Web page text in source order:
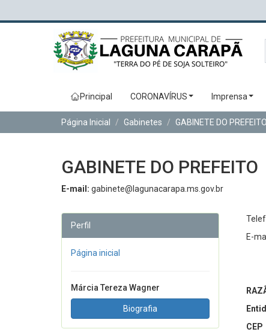
Principal CORONAVÍRUS Imprensa
Página Inicial Gabinetes GABINETE DO PREFEITO
GABINETE DO PREFEITO
E-mail: gabinete@lagunacarapa.ms.gov.br
Perfil
Página inicial
Márcia Tereza Wagner
Biografia
E-
CEP